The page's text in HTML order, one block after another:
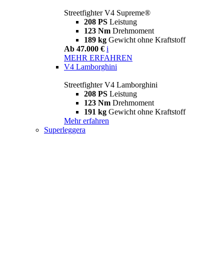
Streetfighter V4 Supreme®
208 PS Leistung
123 Nm Drehmoment
189 kg Gewicht ohne Kraftstoff
Ab 47.000 € i
MEHR ERFAHREN
V4 Lamborghini
Streetfighter V4 Lamborghini
208 PS Leistung
123 Nm Drehmoment
191 kg Gewicht ohne Kraftstoff
Mehr erfahren
Superleggera